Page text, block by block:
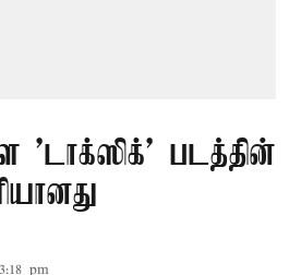
'டாக்‌ஸிக்' படத்தின்
pm